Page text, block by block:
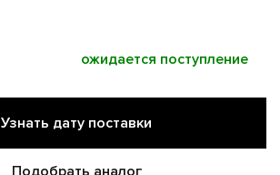
ожидается поступление
Узнать дату поставки
Подобрать аналог